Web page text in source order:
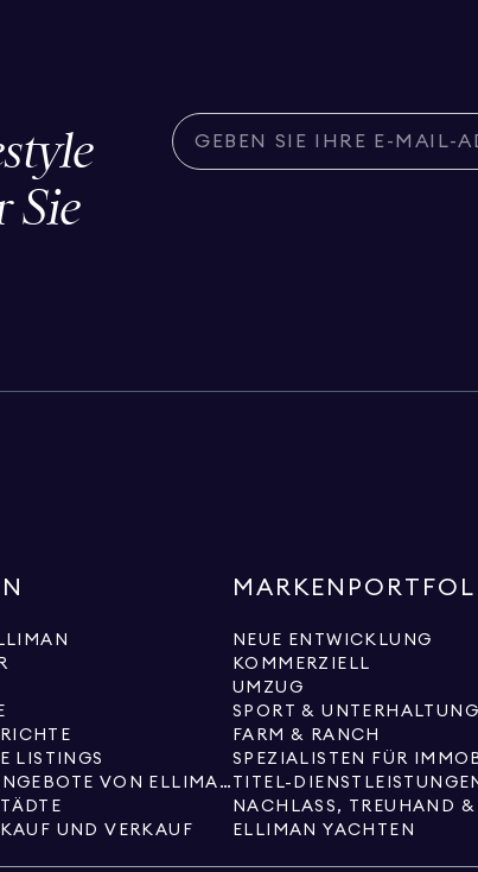
Sie
LISTINGS
NEUE EXKLUSIVANGEBOTE VON ELLIMAN
UND VERKAUF
NEUE ENTWICKLUNG
KOMMERZIELL
UMZUG
SPORT & UNTERHALTUNG
FARM & RANCH
SPEZIALISTEN FÜR
TITEL-
NACHLASS, TREUHAND &
ELLIMAN YACHTEN